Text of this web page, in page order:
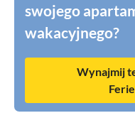
swojego
wakacyjnego?
Wynajmij